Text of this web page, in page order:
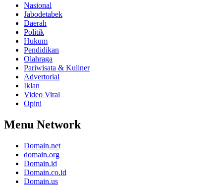
Nasional
Jabodetabek
Daerah
Politik
Hukum
Pendidikan
Olahraga
Pariwisata & Kuliner
Advertorial
Iklan
Video Viral
Opini
Menu Network
Domain.net
domain.org
Domain.id
Domain.co.id
Domain.us